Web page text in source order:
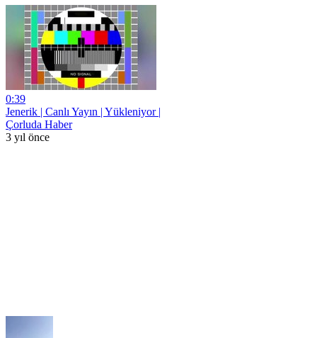
0:39
Jenerik | Canlı Yayın | Yükleniyor |
Çorluda Haber
3 yıl önce